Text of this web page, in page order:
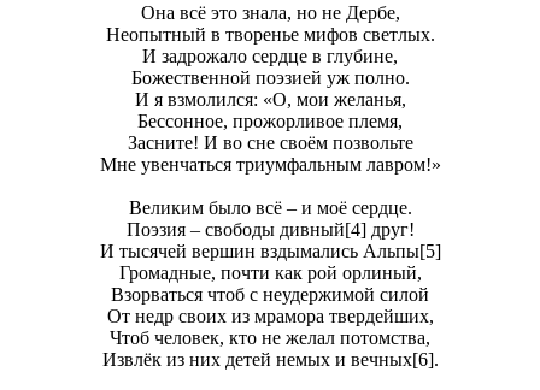
Она всё это знала, но не Дербе,
Неопытный в творенье мифов светлых.
И задрожало сердце в глубине,
Божественной поэзией уж пoлно.
И я взмолился: «О, мои желанья,
Бессонное, прожорливое племя,
Засните! И во сне своём позвольте
Мне увенчаться триумфальным лавром!»
Великим было всё – и моё сердце.
Поэзия – свободы дивный[4] друг!
И тысячей вершин вздымались Альпы[5]
Громадные, почти как рой орлиный,
Взорваться чтоб с неудержимой силой
От недр своих из мрамора твердейших,
Чтоб человек, кто не желал потомства,
Извлёк из них детей немых и вечных[6].